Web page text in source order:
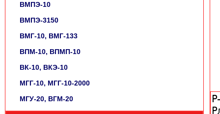
ВМПЭ-10
ВМПЭ-3150
ВМГ-10, ВМГ-133
ВПМ-10, ВПМП-10
ВК-10, ВКЭ-10
МГГ-10, МГГ-10-2000
МГУ-20, ВГМ-20